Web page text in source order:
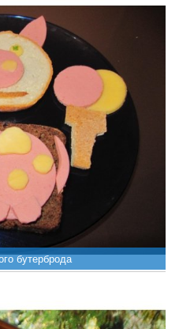
бутерброда